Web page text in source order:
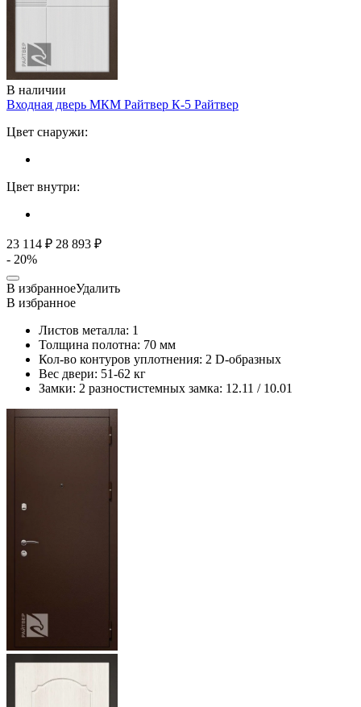
В наличии
Входная дверь МКМ Райтвер К-5 Райтвер
Цвет снаружи:
Цвет внутри:
23 114 ₽ 28 893 ₽
- 20%
В избранноеУдалить
В избранное
Листов металла: 1
Толщина полотна: 70 мм
Кол-во контуров уплотнения: 2 D-образных
Вес двери: 51-62 кг
Замки: 2 разностистемных замка: 12.11 / 10.01